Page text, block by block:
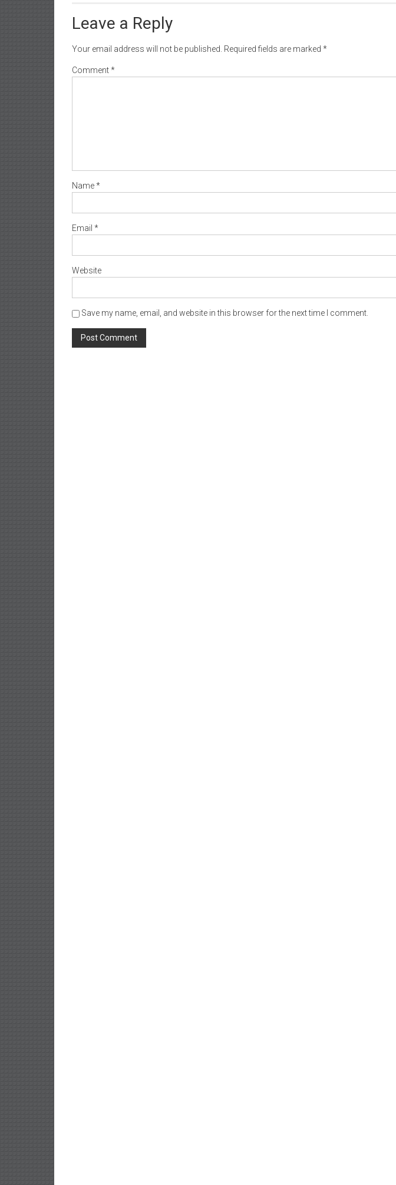
Leave a Reply
Your email address will not be published. Required fields are marked *
Comment*
Name*
Email *
Website
Save my name, email, and website in this browser for the next time I comment.